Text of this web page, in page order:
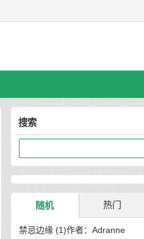
搜索
随机 热门
禁忌边缘 (1)作者：Adranne